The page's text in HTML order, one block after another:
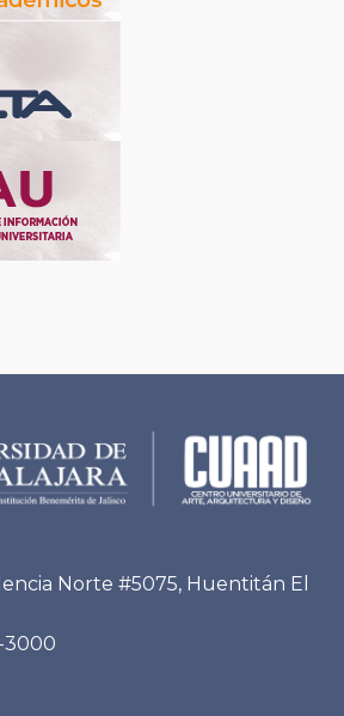
Norte #5075, Huentitán El
3000